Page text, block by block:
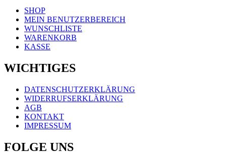
Menü
SHOP
MEIN BENUTZERBEREICH
WUNSCHLISTE
WARENKORB
KASSE
WICHTIGES
Menü
DATENSCHUTZERKLÄRUNG
WIDERRUFSERKLÄRUNG
AGB
KONTAKT
IMPRESSUM
FOLGE UNS